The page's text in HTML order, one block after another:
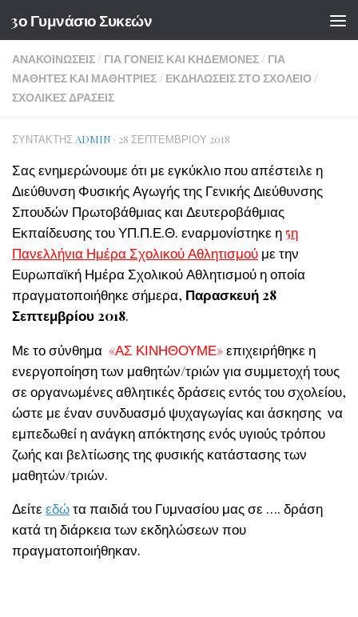
Skip to content
3ο Γυμνάσιο Συκεών
ΑΝΑΚΟΙΝΏΣΕΙΣ/ ΓΙΑ ΓΟΝΕΊΣ ΚΑΙ ΚΗΔΕΜΌΝΕΣ/ ΓΙΑ
ΜΑΘΗΤΈΣ ΚΑΙ ΜΑΘΉΤΡΙΕΣ/ ΕΚΔΗΛΏΣΕΙΣ ΣΤΟ ΣΧΟΛΕΊΟ /
ΣΧΟΛΙΚΈΣ ΔΡΆΣΕΙΣ
ΣΥΝΤΆΚΤΗΣ ADMIN · 28 ΣΕΠΤΕΜΒΡΊΟΥ 2018
Σας ενημερώνουμε ότι με εγκύκλιο που απέστειλε η
Διεύθυνση Φυσικής Αγωγής της Γενικής Διεύθυνσης
Σπουδών Πρωτοβάθμιας και Δευτεροβάθμιας
Εκπαίδευσης του ΥΠ.Π.Ε.Θ. εναρμονίστηκε η 5η
Πανελλήνια Ημέρα Σχολικού Αθλητισμού με την
Ευρωπαϊκή Ημέρα Σχολικού Αθλητισμού η οποία
πραγματοποιήθηκε σήμερα, Παρασκευή 28
Σεπτεμβρίου 2018.
Με το σύνθημα «ΑΣ ΚΙΝΗΘΟΥΜΕ»επιχειρήθηκε η
ενεργοποίηση των μαθητών/τριών για συμμετοχή τους
σε οργανωμένες αθλητικές δράσεις εντός του σχολείου,
ώστε με έναν συνδυασμό ψυχαγωγίας και άσκησης να
εμπεδωθεί η ανάγκη απόκτησης ενός υγιούς τρόπου
ζωής και βελτίωσης της φυσικής κατάστασης των
μαθητών/τριών.
Δείτε εδώτα παιδιά του Γυμνασίου μας σε …. δράση
κατά τη διάρκεια των εκδηλώσεων που
πραγματοποιήθηκαν.